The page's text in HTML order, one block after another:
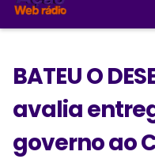
BATEU O
avalia
governo ao